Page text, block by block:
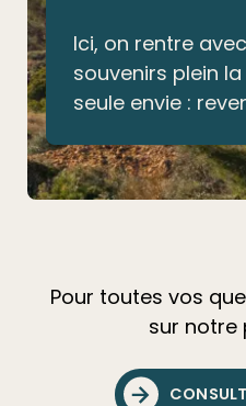
Ici, on rentre
souvenirs plein
seule envie :
Pour toutes vos
sur notre